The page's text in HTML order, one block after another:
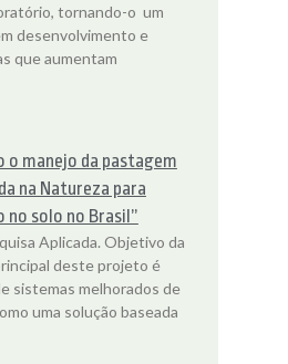
tornando-o um
desenvolvimento e
que aumentam
o manejo da pastagem
na Natureza para
no solo no Brasil”
Aplicada. Objetivo da
deste projeto é
sistemas melhorados de
uma solução baseada